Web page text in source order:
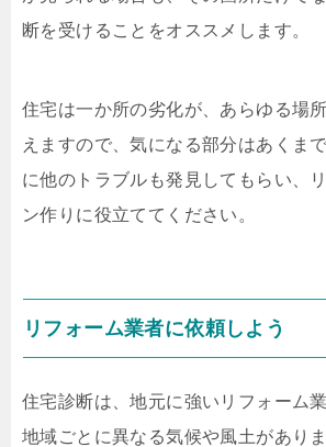
断を受けることをオススメします。
住宅は一か所の劣化が、あらゆる場
えますので、気になる部分はあくま
に他のトラブルも発見してもらい、
ン作りに役立ててください。
リフォーム業者に依頼しよう
住宅診断は、地元に強いリフォーム
地域ごとに異なる気候や風土があり